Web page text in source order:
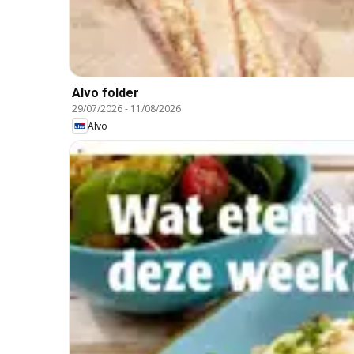
Alvo folder
29/07/2026- 11/08/2026
Alvo